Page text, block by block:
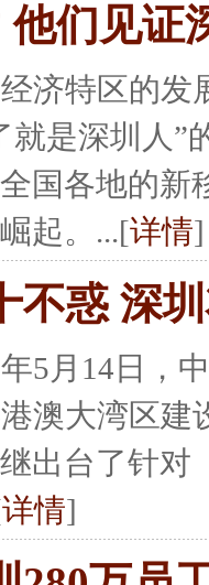
他们见证
济特区的发
是深圳人”
国各地的新
起。...[详情]
不惑 深
5月14日，
澳大湾区建
出台了针
详情]